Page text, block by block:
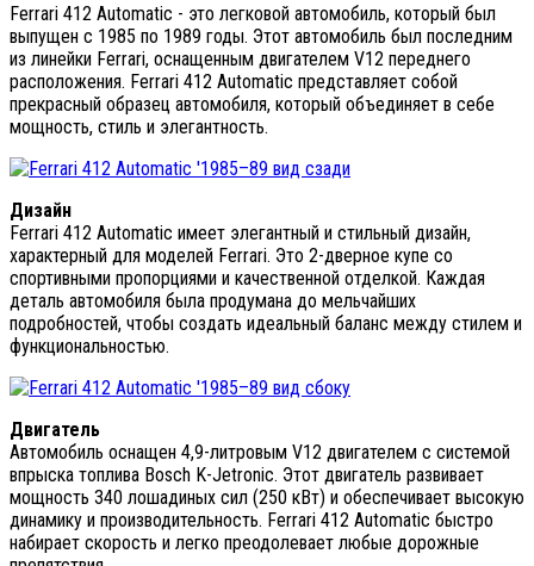
Ferrari 412 Automatic - это легковой автомобиль, который был
выпущен с 1985 по 1989 годы. Этот автомобиль был последним
из линейки Ferrari, оснащенным двигателем V12 переднего
расположения. Ferrari 412 Automatic представляет собой
прекрасный образец автомобиля, который объединяет в себе
мощность, стиль и элегантность.
Дизайн
Ferrari 412 Automatic имеет элегантный и стильный дизайн,
характерный для моделей Ferrari. Это 2-дверное купе со
спортивными пропорциями и качественной отделкой. Каждая
деталь автомобиля была продумана до мельчайших
подробностей, чтобы создать идеальный баланс между стилем и
функциональностью.
Двигатель
Автомобиль оснащен 4,9-литровым V12 двигателем с системой
впрыска топлива Bosch K-Jetronic. Этот двигатель развивает
мощность 340 лошадиных сил (250 кВт) и обеспечивает высокую
динамику и производительность. Ferrari 412 Automatic быстро
набирает скорость и легко преодолевает любые дорожные